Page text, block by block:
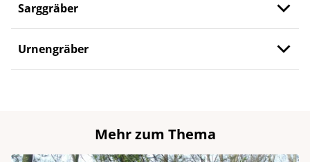
Sarggräber
Urnengräber
Mehr zum Thema